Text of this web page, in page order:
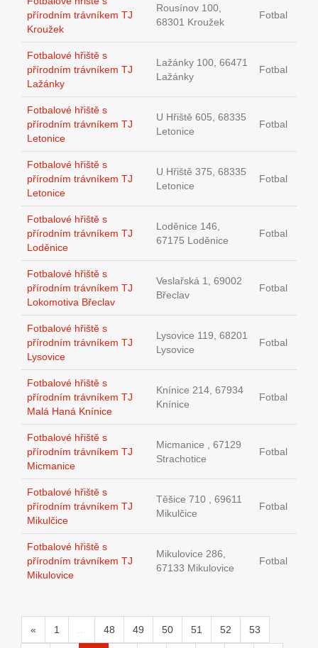
přírodním trávníkem TJ
Kroužek
Rousínov 100,
68301 Kroužek
Fotbal
Fotbalové hřiště s
přírodním trávníkem TJ
Lažánky
Lažánky 100, 66471
Lažánky
Fotbal
Fotbalové hřiště s
přírodním trávníkem TJ
Letonice
U Hřiště 605, 68335
Letonice
Fotbal
Fotbalové hřiště s
přírodním trávníkem TJ
Letonice
U Hřiště 375, 68335
Letonice
Fotbal
Fotbalové hřiště s
přírodním trávníkem TJ
Loděnice
Loděnice 146,
67175 Loděnice
Fotbal
Fotbalové hřiště s
přírodním trávníkem TJ
Lokomotiva Břeclav
Veslařská 1, 69002
Břeclav
Fotbal
Fotbalové hřiště s
přírodním trávníkem TJ
Lysovice
Lysovice 119, 68201
Lysovice
Fotbal
Fotbalové hřiště s
přírodním trávníkem TJ
Malá Haná Knínice
Knínice 214, 67934
Knínice
Fotbal
Fotbalové hřiště s
přírodním trávníkem TJ
Micmanice
Micmanice , 67129
Strachotice
Fotbal
Fotbalové hřiště s
přírodním trávníkem TJ
Mikulčice
Těšice 710 , 69611
Mikulčice
Fotbal
Fotbalové hřiště s
přírodním trávníkem TJ
Mikulovice
Mikulovice 286,
67133 Mikulovice
Fotbal
« 1 ... 48 49 50 51 52 53